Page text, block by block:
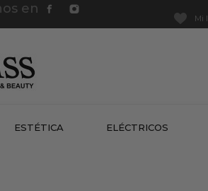
en
Mi
ESTÉTICA ELÉCTRICOS